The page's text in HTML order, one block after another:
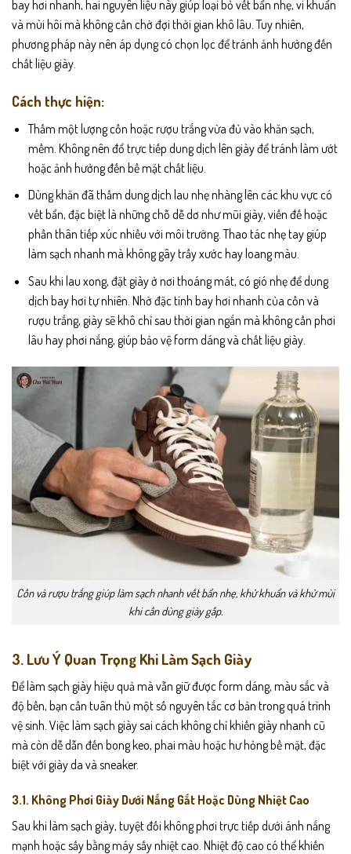
bay hơi nhanh, hai nguyên liệu này giúp loại bỏ vết bẩn nhẹ, vi khuẩn
và mùi hôi mà không cần chờ đợi thời gian khô lâu. Tuy nhiên,
phương pháp này nên áp dụng có chọn lọc để tránh ảnh hưởng đến
chất liệu giày.
Cách thực hiện:
Thấm một lượng cồn hoặc rượu trắng vừa đủ vào khăn sạch,
mềm. Không nên đổ trực tiếp dung dịch lên giày để tránh làm ướt
hoặc ảnh hưởng đến bề mặt chất liệu.
Dùng khăn đã thấm dung dịch lau nhẹ nhàng lên các khu vực có
vết bẩn, đặc biệt là những chỗ dễ dơ như mũi giày, viền đế hoặc
phần thân tiếp xúc nhiều với môi trường. Thao tác nhẹ tay giúp
làm sạch nhanh mà không gây trầy xước hay loang màu.
Sau khi lau xong, đặt giày ở nơi thoáng mát, có gió nhẹ để dung
dịch bay hơi tự nhiên. Nhờ đặc tính bay hơi nhanh của cồn và
rượu trắng, giày sẽ khô chỉ sau thời gian ngắn mà không cần phơi
lâu hay phơi nắng, giúp bảo vệ form dáng và chất liệu giày.
Cồn và rượu trắng giúp làm sạch nhanh vết bẩn nhẹ, khử khuẩn và khử mùi
khi cần dùng giày gấp.
3. Lưu Ý Quan Trọng Khi Làm Sạch Giày
Để làm sạch giày hiệu quả mà vẫn giữ được form dáng, màu sắc và
độ bền, bạn cần tuân thủ một số nguyên tắc cơ bản trong quá trình
vệ sinh. Việc làm sạch giày sai cách không chỉ khiến giày nhanh cũ
mà còn dễ dẫn đến bong keo, phai màu hoặc hư hỏng bề mặt, đặc
biệt với giày da và sneaker.
3.1. Không Phơi Giày Dưới Nắng Gắt Hoặc Dùng Nhiệt Cao
Sau khi làm sạch giày, tuyệt đối không phơi trực tiếp dưới ánh nắng
mạnh hoặc sấy bằng máy sấy nhiệt cao. Nhiệt độ cao có thể khiến